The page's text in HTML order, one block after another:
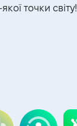
точки світу!